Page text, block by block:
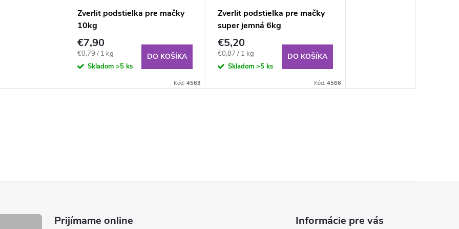
Zverlit podstielka pre mačky
10kg
€7,90
Jednotková
cena:
€0,79 / 1 kg
Skladom >5 ks
DO KOŠÍKA
Kód: 4563
Zverlit podstielka pre mačky
super jemná 6kg
€5,20
Jednotková
cena:
€0,87 / 1 kg
Skladom >5 ks
DO KOŠÍKA
Kód: 4566
Prijímame online
Informácie pre vás